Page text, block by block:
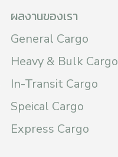
ผลงานของเรา
General Cargo
Heavy & Bulk Cargo
In-Transit Cargo
Speical Cargo
Express Cargo